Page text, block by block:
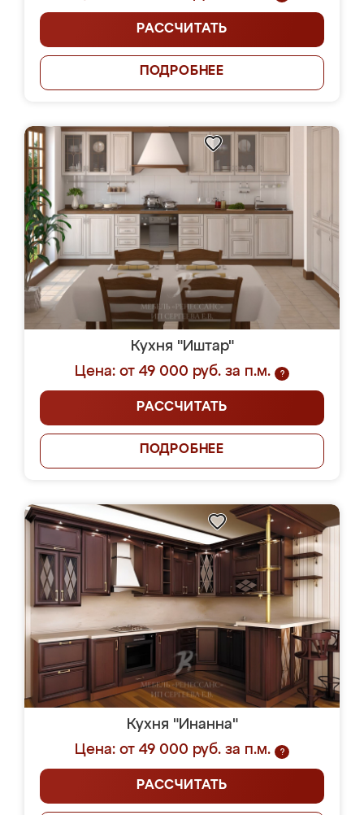
РАССЧИТАТЬ
ПОДРОБНЕЕ
Кухня "Иштар"
Цена: от 49 000 руб. за п.м.
?
РАССЧИТАТЬ
ПОДРОБНЕЕ
Кухня "Инанна"
Цена: от 49 000 руб. за п.м.
?
РАССЧИТАТЬ